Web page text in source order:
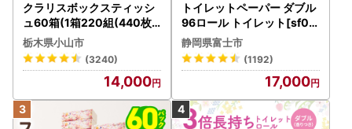
クラリスボックスティッシ
ュ60箱(1箱220組(440枚))
(5個入り×12セット)【配送
不可地域：離島・沖縄県】
【1256759】
栃木県小山市
(3240)
14,000
トイレットペーパー ダブル
96ロール トイレット[sf00
1-012]
静岡県富士市
(1192)
17,000